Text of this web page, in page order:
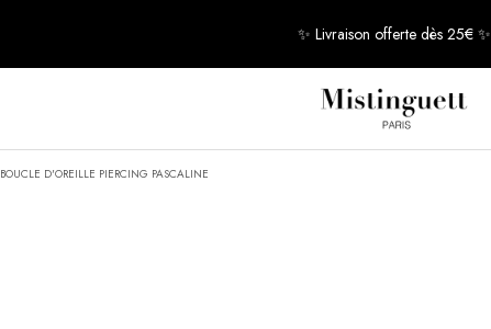
✨ Livraison offerte dès 25€ ✨
BOUCLE D'OREILLE PIERCING PASCALINE